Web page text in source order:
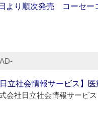
より順次発売 コーセー
日立社会情報サービス】
会社日立社会情報サービス